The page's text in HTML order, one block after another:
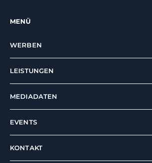
MENÜ
WERBEN
LEISTUNGEN
MEDIADATEN
EVENTS
KONTAKT